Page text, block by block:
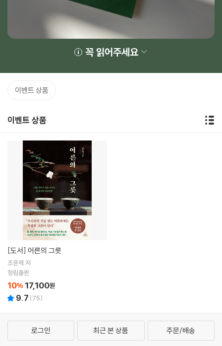
꼭 읽어주세요
이벤트 상품
이벤트 상품
[도서] 어른의 그릇
조윤제 저
청림출판
10% 17,100원
9.7 (75)
로그인 최근 본 상품 주문/배송